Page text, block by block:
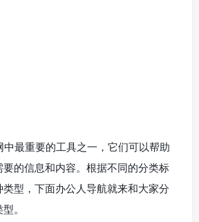
中最重要的工具之一，它们可以帮助
的信息和内容。根据不同的分类标
型，下面办公人导航就来和大家分
。